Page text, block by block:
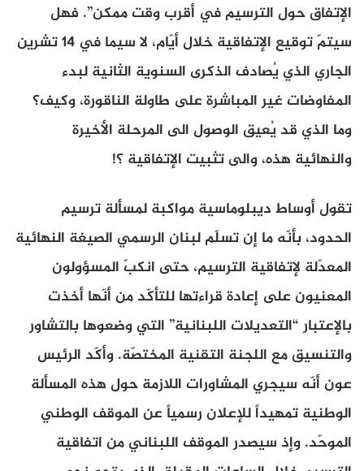
الإتفاق حول الترسيم في أقرب وقت ممكن”. فهل
سيتمّ توقيع الإتفاقية خلال أيّام، لا سيما في 14 تشرين
الجاري الذي يُصادف الذكرى السنوية الثانية لبدء
المفاوضات غير المباشرة على طاولة الناقورة، وكيف؟
وما الذي قد يُعيق الوصول الى المرحلة الأخيرة
والنهائية هذه، والى تثبيت الإتفاقية ؟!
تقول أوساط ديبلوماسية مواكبة لمسألة ترسيم
الحدود، بأنّه ما إن تسلّم لبنان الرسمي الصيغة النهائية
المعدّلة لإتفاقية الترسيم، حتى انكبّ المسؤولون
المعنيون على إعادة قراءتها للتأكّد من أنّها أخذت
بالإعتبار “التعديلات اللبنانية” التي وضعوها بالتشاور
والتنسيق مع اللجنة التقنية المختصّة. وأكّد الرئيس
عون أنّه سيجري المشاورات اللازمة حول هذه المسألة
الوطنية تمهيداً للإعلان رسمياً عن الموقف الوطني
الموحّد. وإذ سيصدر الموقف اللبناني من اتفاقية